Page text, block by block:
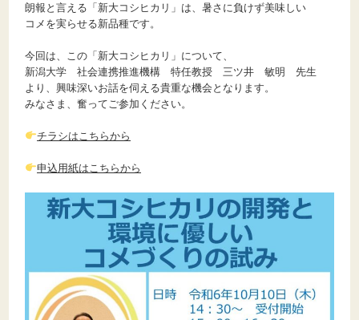
朗報と言える「新大コシヒカリ」は、暑さに負けず美味しい
コメを実らせる新品種です。
今回は、この「新大コシヒカリ」について、
新潟大学 社会連携推進機構 特任教授 三ツ井 敏明 先生
より、興味深いお話を伺える貴重な機会となります。
みなさま、奮ってご参加ください。
チラシはこちらから
申込用紙はこちらから